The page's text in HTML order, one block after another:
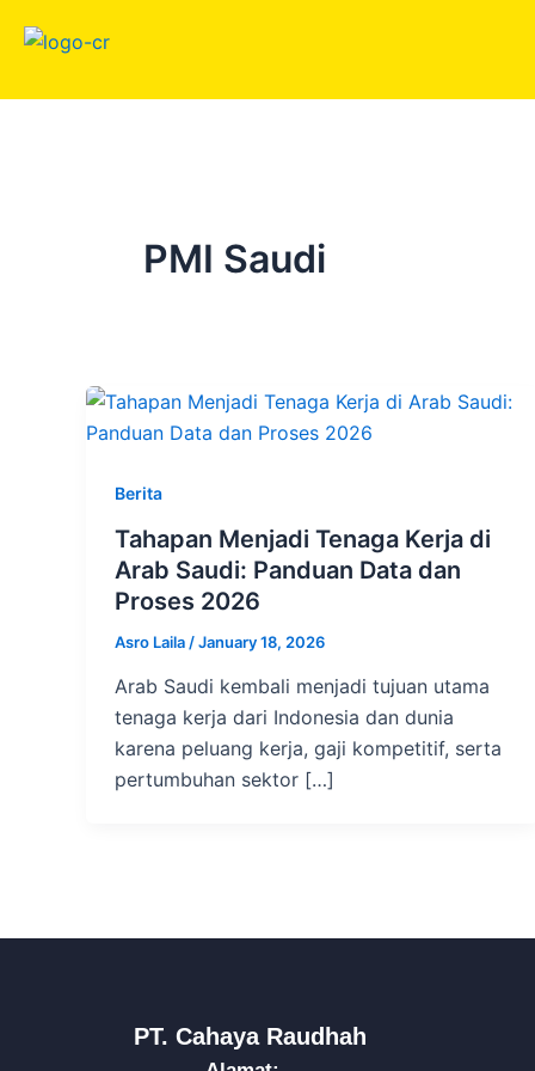
PMI Saudi
Berita
Tahapan Menjadi Tenaga Kerja di
Arab Saudi: Panduan Data dan
Proses 2026
Asro Laila /January 18, 2026
Arab Saudi kembali menjadi tujuan utama
tenaga kerja dari Indonesia dan dunia
karena peluang kerja, gaji kompetitif, serta
pertumbuhan sektor […]
PT. Cahaya Raudhah